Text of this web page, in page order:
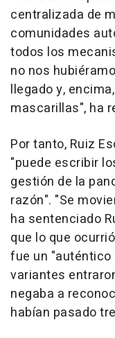
centralizada de
comunidades
todos los
no nos
llegado y,
mascarillas", ha
Por tanto, Ruiz
"puede escribir
gestión de la
razón". "Se
ha sentenciado
que lo que
fue un
variantes
negaba a
habían pasado